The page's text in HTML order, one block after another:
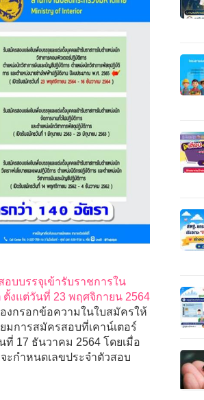
บบรรจุเข้ารับราชการใน
ตั้งแต่วันที่ 23 พฤศจิกายน 2564
งกรอกข้อความในใบสมัครให้
มการสมัครสอบที่เคาน์เตอร์
17 ธันวาคม 2564 โดยเมื่อ
ะกำหนดเลขประจำตัวสอบ